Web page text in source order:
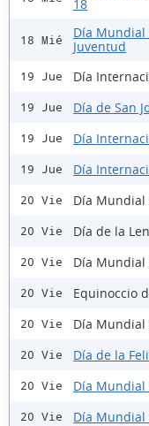
18
18 Mié
Día Mundial
Juventud
19 Jue Día
19 Jue Día de San
19 Jue Día
19 Jue Día
20 Vie Día
20 Vie Día de la
20 Vie Día Mundial
20 Vie Equinoccio
20 Vie Día Mundial
20 Vie Día de la
20 Vie Día Mundial
20 Vie Día Mundial